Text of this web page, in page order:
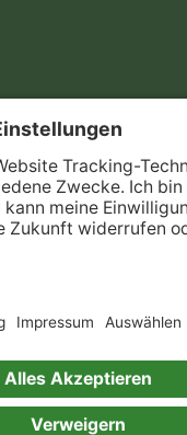
Data
ein gutes Buch